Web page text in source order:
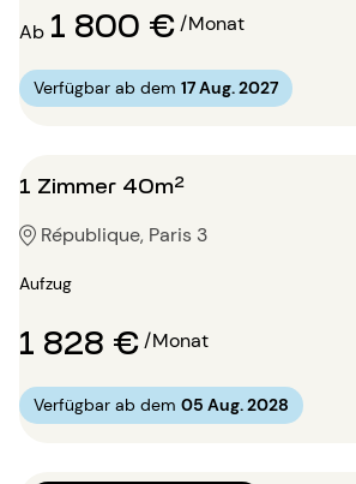
Ab 1 800 €/Monat
Verfügbar ab dem 17 Aug. 2027
1 Zimmer 40m²
République, Paris 3
Aufzug
1 828 €/Monat
Verfügbar ab dem 05 Aug. 2028